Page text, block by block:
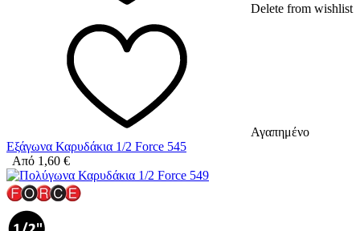
Delete from wishlist
Αγαπημένο
Εξάγωνα Καρυδάκια 1/2 Force 545
Από 1,60 €